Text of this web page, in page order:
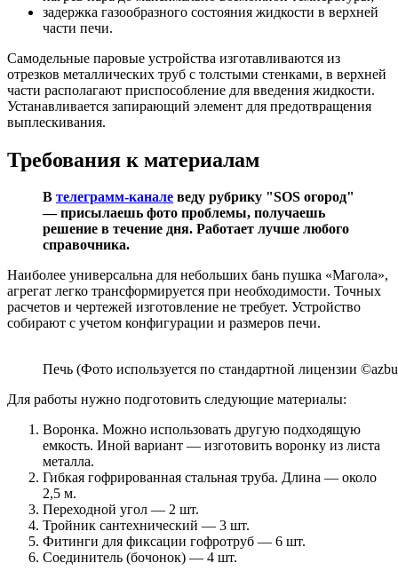
задержка газообразного состояния жидкости в верхней
части печи.
Самодельные паровые устройства изготавливаются из
отрезков металлических труб с толстыми стенками, в верхней
части располагают приспособление для введения жидкости.
Устанавливается запирающий элемент для предотвращения
выплескивания.
Требования к материалам
В телеграмм-канале веду рубрику "SOS огород"
— присылаешь фото проблемы, получаешь
решение в течение дня. Работает лучше любого
справочника.
Наиболее универсальна для небольших бань пушка «Магола»,
агрегат легко трансформируется при необходимости. Точных
расчетов и чертежей изготовление не требует. Устройство
собирают с учетом конфигурации и размеров печи.
Печь (Фото используется по стандартной лицензии
Для работы нужно подготовить следующие материалы:
Воронка. Можно использовать другую подходящую
емкость. Иной вариант — изготовить воронку из листа
металла.
Гибкая гофрированная стальная труба. Длина — около
2,5 м.
Переходной угол — 2 шт.
Тройник сантехнический — 3 шт.
Фитинги для фиксации гофротруб — 6 шт.
Соединитель (бочонок) — 4 шт.